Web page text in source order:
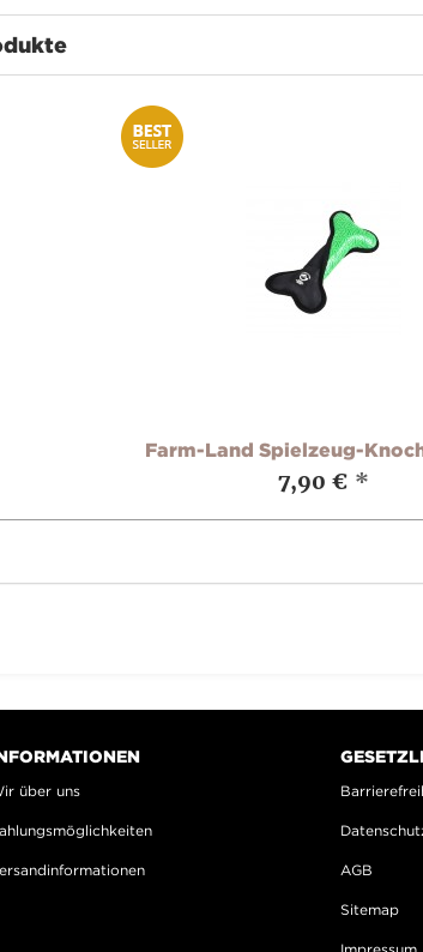
Farm-Land Spielzeug-
7,90 € *
über uns
AGB
Sitemap